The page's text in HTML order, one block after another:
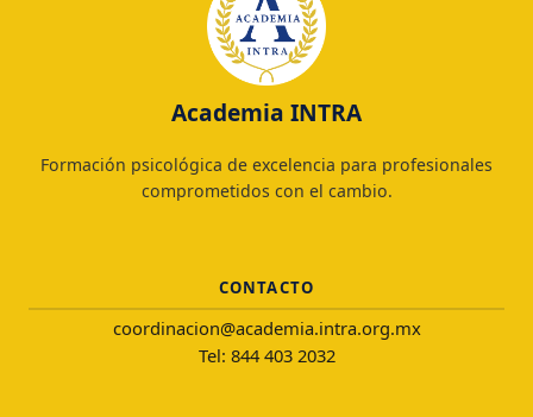
Academia INTRA
Formación psicológica de excelencia para profesionales
comprometidos con el cambio.
CONTACTO
coordinacion@academia.intra.org.mx
Tel: 844 403 2032